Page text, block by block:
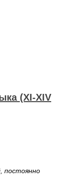
(XI-XIV
постоянно